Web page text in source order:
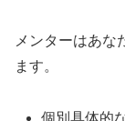
メンターはあな
ます。